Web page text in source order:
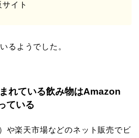
イト
るようでした。
れている飲み物はAmazon
ている
や楽天市場などのネット販売でビ